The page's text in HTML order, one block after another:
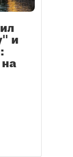
и